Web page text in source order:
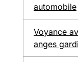
automobile
Voyance
anges